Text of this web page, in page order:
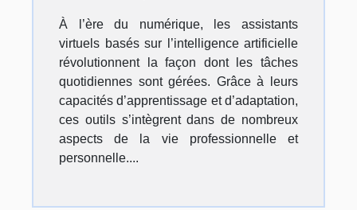
À l’ère du numérique, les assistants
virtuels basés sur l’intelligence artificielle
révolutionnent la façon dont les tâches
quotidiennes sont gérées. Grâce à leurs
capacités d’apprentissage et d’adaptation,
ces outils s’intègrent dans de nombreux
aspects de la vie professionnelle et
personnelle....